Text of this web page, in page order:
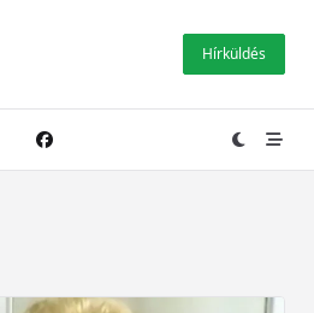
Hírküldés